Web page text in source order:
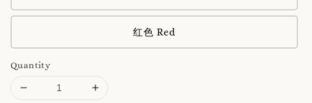
红色 Red
Quantity